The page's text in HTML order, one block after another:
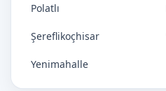
Polatlı
Şereflikoçhisar
Yenimahalle